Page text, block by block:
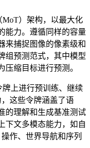
）架构，以最大化
能力。遵循同样的容量
来捕捉图像的像素级和
组预测范式，其中模型
缩目标进行预测。
上进行预训练、继续
这些令牌涵盖了语
的理解和生成基准测试
下文多模态能力，如自
作、世界导航和序列